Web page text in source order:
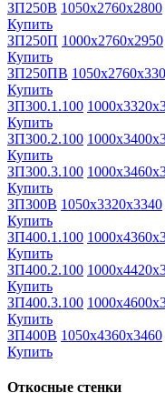
ЗП250В 1050х2760х2800
Купить
ЗП250П 1000х2760х2950
Купить
ЗП250ПВ
Купить
ЗП300.1.100
Купить
ЗП300.2.100
Купить
ЗП300.3.100
Купить
ЗП300В 1050х3320х3340
Купить
ЗП400.1.100
Купить
ЗП400.2.100
Купить
ЗП400.3.100
Купить
ЗП400В 1050х4360х3460
Купить
Откосные стенки